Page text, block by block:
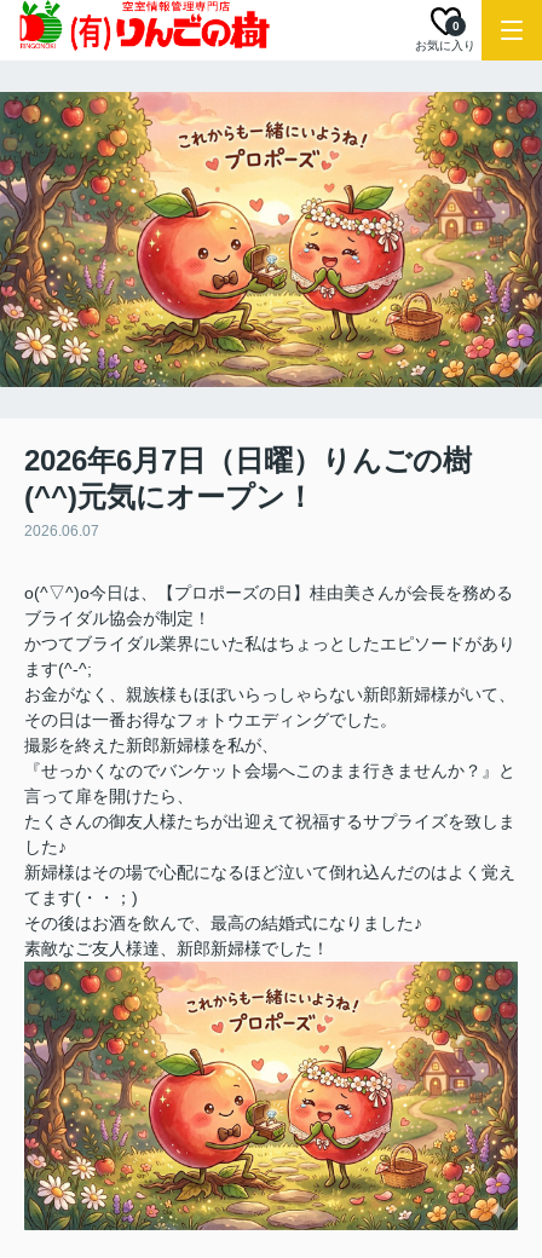
お気に入り
0
2026年6月7日（日曜）りんごの樹
(^^)元気にオープン！
2026.06.07
o(^▽^)o今日は、【プロポーズの日】桂由美さんが会長を務める
ブライダル協会が制定！
かつてブライダル業界にいた私はちょっとしたエピソードがあり
ます(^-^;
お金がなく、親族様もほぼいらっしゃらない新郎新婦様がいて、
その日は一番お得なフォトウエディングでした。
撮影を終えた新郎新婦様を私が、
『せっかくなのでバンケット会場へこのまま行きませんか？』と
言って扉を開けたら、
たくさんの御友人様たちが出迎えて祝福するサプライズを致しま
した♪
新婦様はその場で心配になるほど泣いて倒れ込んだのはよく覚え
てます(・・；)
その後はお酒を飲んで、最高の結婚式になりました♪
素敵なご友人様達、新郎新婦様でした！